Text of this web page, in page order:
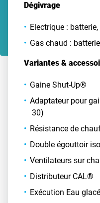
Dégivrage
Electrique :
Gas chaud :
Variantes &
Gaine Shut-Up®
Adaptateur pour
30)
Résistance de
Double égouttoir
Ventilateurs sur
Distributeur CAL®
Exécution Eau